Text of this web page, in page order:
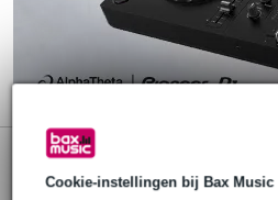
Cookie-instellingen bij Bax Music
Visaton HW 2/
weg luidspreker